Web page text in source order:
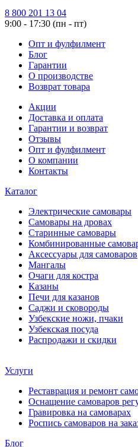
8 800 201 13 04
9:00 - 17:30 (пн - пт)
Опт и фулфилмент
Блог
Гарантии
О производстве
Возврат товара
Акции
Доставка и оплата
Гарантии и возврат
Отзывы
Опт и фулфилмент
О компании
Контакты
Каталог
Электрические самовары
Cамовары на дровах
Старинные самовары
Комбинированные
Аксессуары для самоваров
Мангалы
Очаги для костра
Казаны
Печи для казанов
Саджи и сковороды
Узбекские ножи, пчаки
Узбекская посуда
Распродажи и скидки
Услуги
Реставрация и ремонт
Оснащение самоваров
Гравировка на самоварах
Роспись самоваров на
Блог